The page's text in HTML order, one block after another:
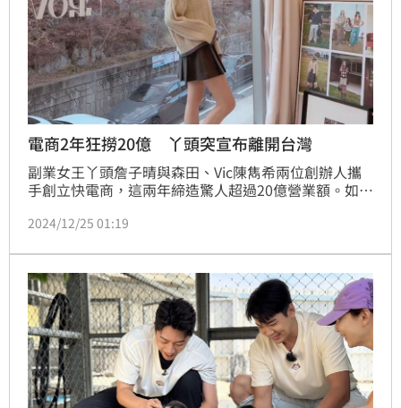
電商2年狂撈20億 丫頭突宣布離開台灣
副業女王丫頭詹子晴與森田、Vic陳雋希兩位創辦人攜
手創立快電商，這兩年締造驚人超過20億營業額。如今
驚喜耶誕好消息！就是迎來韓國知名潮流服裝品牌
2024/12/25 01:19